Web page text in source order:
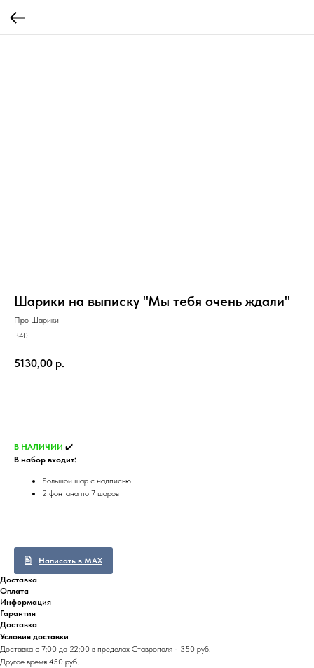
Шарики на выписку "Мы тебя очень ждали"
Про Шарики
340
5130,00 р.
В НАЛИЧИИ ✔️
В набор входит:
Большой шар с надписью
2 фонтана по 7 шаров
Написать в MAX
Доставка
Оплата
Информация
Гарантия
Доставка
Условия доставки
Доставка с 7:00 до 22:00 в пределах Ставрополя - 350 руб.
Другое время 450 руб.